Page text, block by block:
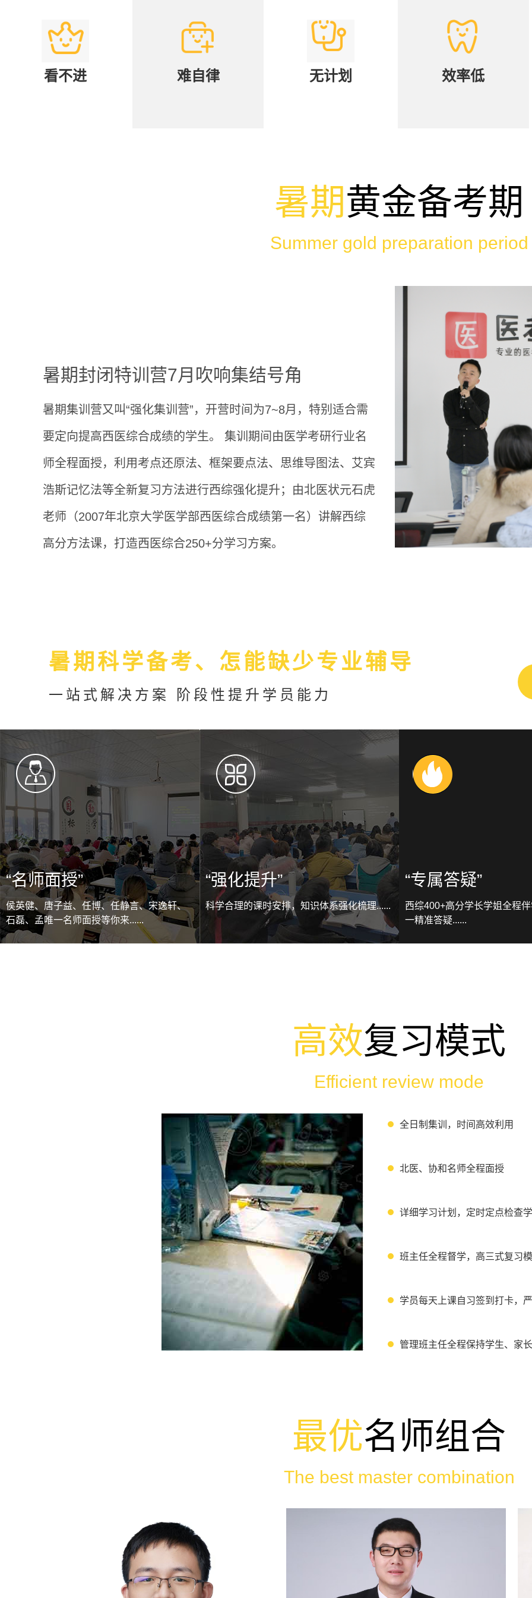
看不进 难自律 无计划 效率低
暑期黄金备考期
Summer gold preparation period
暑期封闭特训营7月吹响集结号角
暑期集训营又叫“强化集训营”，开营时间为7~8月，特别适合需
要定向提高西医综合成绩的学生。 集训期间由医学考研行业名
师全程面授，利用考点还原法、框架要点法、思维导图法、艾宾
浩斯记忆法等全新复习方法进行西综强化提升；由北医状元石虎
老师（2007年北京大学医学部西医综合成绩第一名）讲解西综
高分方法课，打造西医综合250+分学习方案。
暑期科学备考、怎能缺少专业辅导
一站式解决方案 阶段性提升学员能力
“名师面授”
侯英健、唐子益、任博、任静言、宋逸轩、
石磊、孟唯一名师面授等你来......
“强化提升”
科学合理的课时安排，知识体系强化梳理......
“专属答疑”
西综400+高分学长学姐全程
一精准答疑......
高效复习模式
Efficient review mode
全日制集训，时间高效利用
北医、协和名师全程面授
详细学习计划，定时定点检查
班主任全程督学，高三式复习
学员每天上课自习签到打卡，
管理班主任全程保持学生、家
最优名师组合
The best master combination